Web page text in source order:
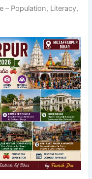
– Population, Literacy,